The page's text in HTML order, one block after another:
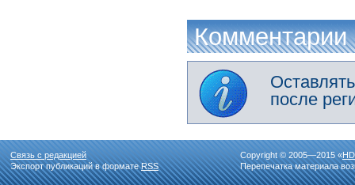
Комментарии
после
Связь с редакцией
Экспорт публикаций в форматеRSS
Copyright © 2005—2015 «
Перепечатка материала